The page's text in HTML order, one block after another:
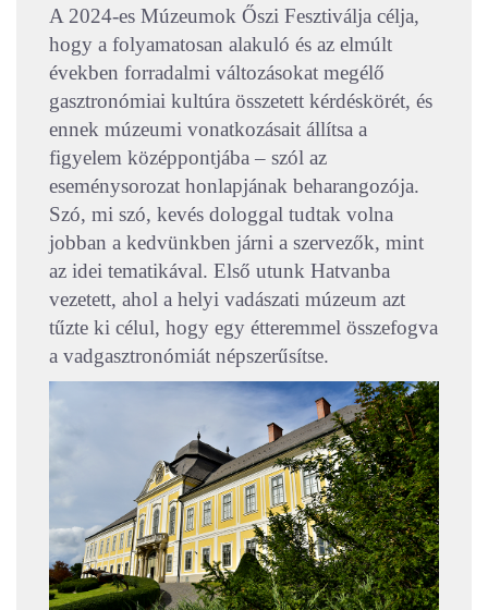
A 2024-es Múzeumok Őszi Fesztiválja célja,
hogy a folyamatosan alakuló és az elmúlt
években forradalmi változásokat megélő
gasztronómiai kultúra összetett kérdéskörét, és
ennek múzeumi vonatkozásait állítsa a
figyelem középpontjába – szól az
eseménysorozat honlapjának beharangozója.
Szó, mi szó, kevés dologgal tudtak volna
jobban a kedvünkben járni a szervezők, mint
az idei tematikával. Első utunk Hatvanba
vezetett, ahol a helyi vadászati múzeum azt
tűzte ki célul, hogy egy étteremmel összefogva
a vadgasztronómiát népszerűsítse.